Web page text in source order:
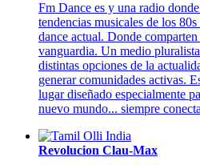
Fm Dance es y una radio
tendencias musicales de los
dance actual. Donde
vanguardia. Un medio
distintas opciones de la
generar comunidades activas.
lugar diseñado especialmente
nuevo mundo... siempre
Revolucion Clau-Max